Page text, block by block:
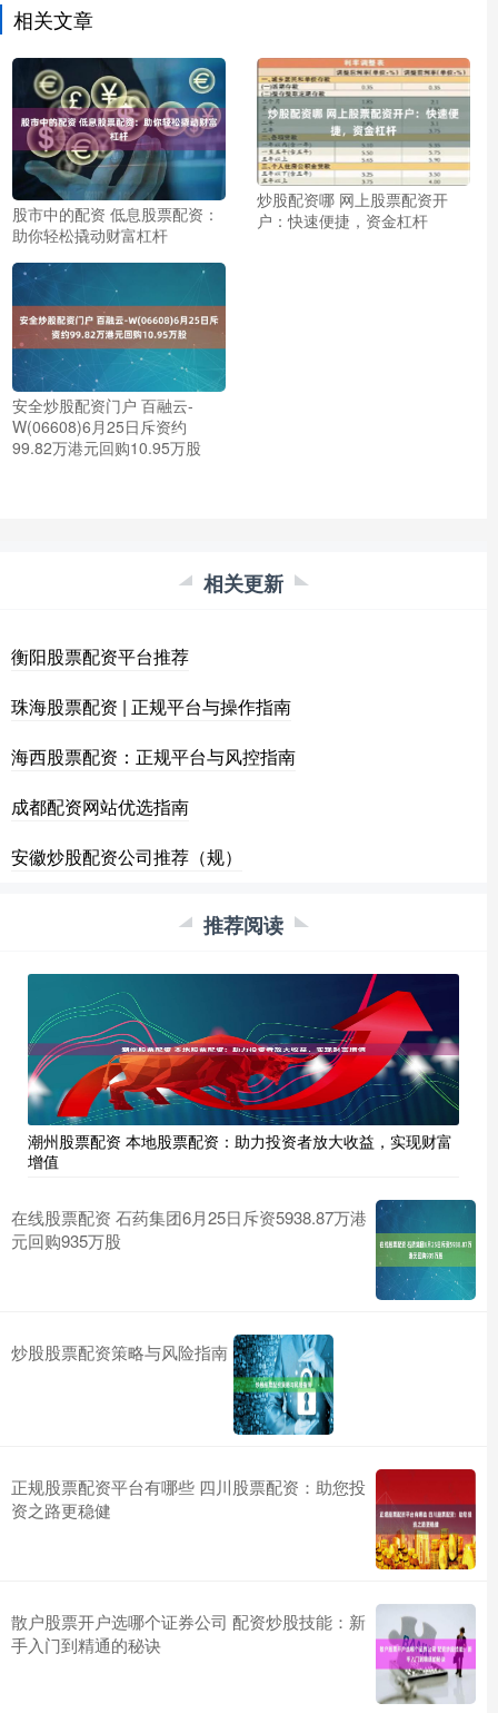
相关文章
股市中的配资 低息股票配资：
助你轻松撬动财富杠杆
炒股配资哪 网上股票配资开
户：快速便捷，资金杠杆
安全炒股配资门户 百融云-
W(06608)6月25日斥资约
99.82万港元回购10.95万股
相关更新
衡阳股票配资平台推荐
珠海股票配资 | 正规平台与操作指南
海西股票配资：正规平台与风控指南
成都配资网站优选指南
安徽炒股配资公司推荐（规）
推荐阅读
潮州股票配资 本地股票配资：助力投资者放大收益，实现财富
增值
在线股票配资 石药集团6月25日斥资5938.87万港
元回购935万股
炒股股票配资策略与风险指南
正规股票配资平台有哪些 四川股票配资：助您投
资之路更稳健
散户股票开户选哪个证券公司 配资炒股技能：新
手入门到精通的秘诀